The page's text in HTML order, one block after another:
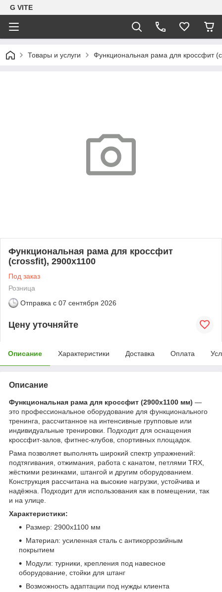
G VITE
Товары и услуги Функциональная рама для кроссфит
Функциональная рама для кроссфит
(crossfit), 2900х1100
Под заказ
Розница
Отправка с 07 сентября 2026
Цену уточняйте
Описание Характеристики Доставка Оплата
Описание
Функциональная рама для кроссфит (2900х1100 мм) —
это профессиональное оборудование для функционального
тренинга, рассчитанное на интенсивные групповые или
индивидуальные тренировки. Подходит для оснащения
кроссфит-залов, фитнес-клубов, спортивных площадок.
Рама позволяет выполнять широкий спектр упражнений:
подтягивания, отжимания, работа с канатом, петлями TRX,
жёсткими резинками, штангой и другим оборудованием.
Конструкция рассчитана на высокие нагрузки, устойчива и
надёжна. Подходит для использования как в помещении, так
и на улице.
Характеристики:
Размер: 2900х1100 мм
Материал: усиленная сталь с антикоррозийным
покрытием
Модули: турники, крепления под навесное
оборудование, стойки для штанг
Возможность адаптации под нужды клиента